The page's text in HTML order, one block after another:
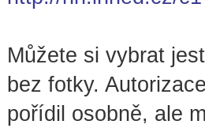
Můžete si vybrat
bez fotky.
pořídil osobně, ale